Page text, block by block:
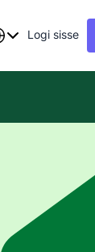
Logi sisse